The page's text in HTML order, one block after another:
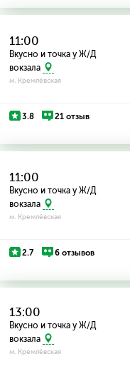
11:00
Вкусно и точка у Ж/Д
вокзала
м. Кремлёвская
3.8 21 отзыв
11:00
Вкусно и точка у Ж/Д
вокзала
м. Кремлёвская
2.7 6 отзывов
13:00
Вкусно и точка у Ж/Д
вокзала
м. Кремлёвская